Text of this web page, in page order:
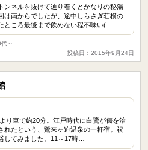
ンネルを抜けて辿り着くとかなりの秘湯
は南からでしたが、途中しらさぎ荘横の
ところ最後まで飲めない程不味い(…
～
投稿日：2015年9月24日
り車で約20分。江戸時代に白鷺が傷を治
れたという、鷺来ヶ迫温泉の一軒宿。祝
してみました。11～17時…